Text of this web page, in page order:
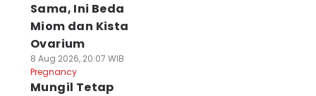
Sama, Ini Beda
Miom dan Kista
Ovarium
8 Aug 2026, 20:07 WIB
Pregnancy
Mungil Tetap